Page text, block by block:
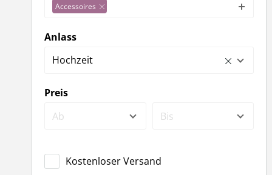
Accessoires
Anlass
Hochzeit
Preis
Ab
Bis
Kostenloser Versand